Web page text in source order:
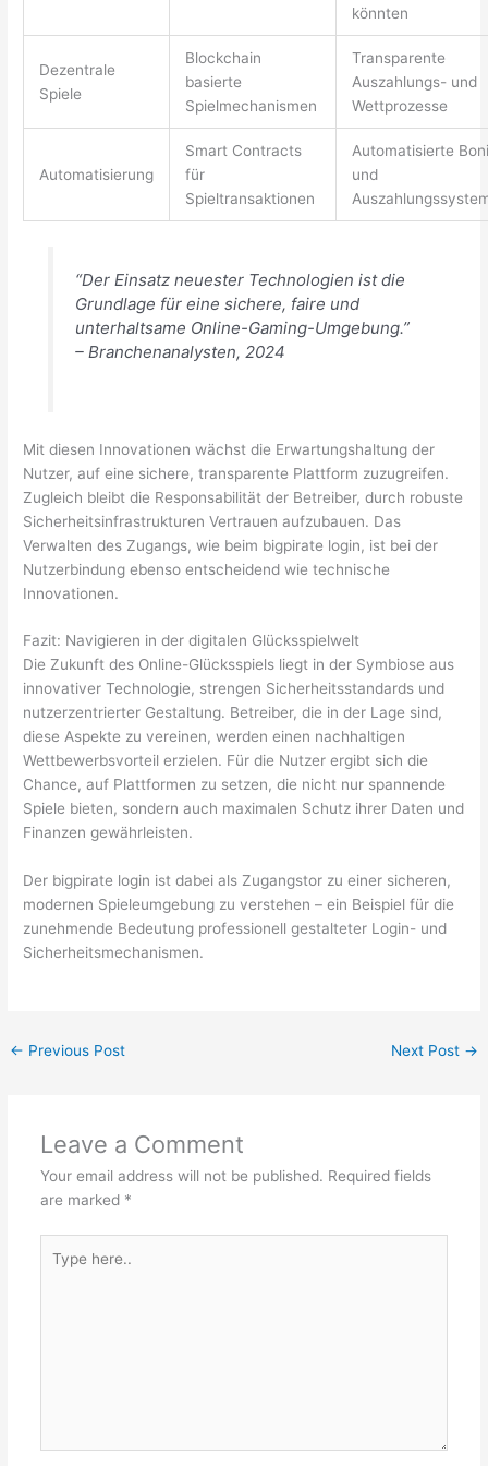
könnten
Dezentrale
Spiele
Blockchain
basierte
Spielmechanismen
Transparente
Auszahlungs- und
Wettprozesse
Automatisierung
Smart Contracts
für
Spieltransaktionen
Automatisierte
und
“Der Einsatz neuester Technologien ist die
Grundlage für eine sichere, faire und
unterhaltsame Online-Gaming-Umgebung.”
– Branchenanalysten, 2024
Mit diesen Innovationen wächst die Erwartungshaltung der
Nutzer, auf eine sichere, transparente Plattform zuzugreifen.
Zugleich bleibt die Responsabilität der Betreiber, durch robuste
Sicherheitsinfrastrukturen Vertrauen aufzubauen. Das
Verwalten des Zugangs, wie beim bigpirate login, ist bei der
Nutzerbindung ebenso entscheidend wie technische
Innovationen.
Fazit: Navigieren in der digitalen Glücksspielwelt
Die Zukunft des Online-Glücksspiels liegt in der Symbiose aus
innovativer Technologie, strengen Sicherheitsstandards und
nutzerzentrierter Gestaltung. Betreiber, die in der Lage sind,
diese Aspekte zu vereinen, werden einen nachhaltigen
Wettbewerbsvorteil erzielen. Für die Nutzer ergibt sich die
Chance, auf Plattformen zu setzen, die nicht nur spannende
Spiele bieten, sondern auch maximalen Schutz ihrer Daten und
Finanzen gewährleisten.
Der bigpirate login ist dabei als Zugangstor zu einer sicheren,
modernen Spieleumgebung zu verstehen – ein Beispiel für die
zunehmende Bedeutung professionell gestalteter Login- und
Sicherheitsmechanismen.
← Previous Post Next Post →
Leave a Comment
Your email address will not be published. Required fields
are marked *
here..